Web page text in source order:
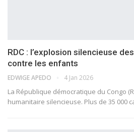
RDC : l’explosion silencieuse
contre les enfants
EDWIGE APEDO 4 Jan 2026
La République démocratique du Congo
humanitaire silencieuse. Plus de 35 000